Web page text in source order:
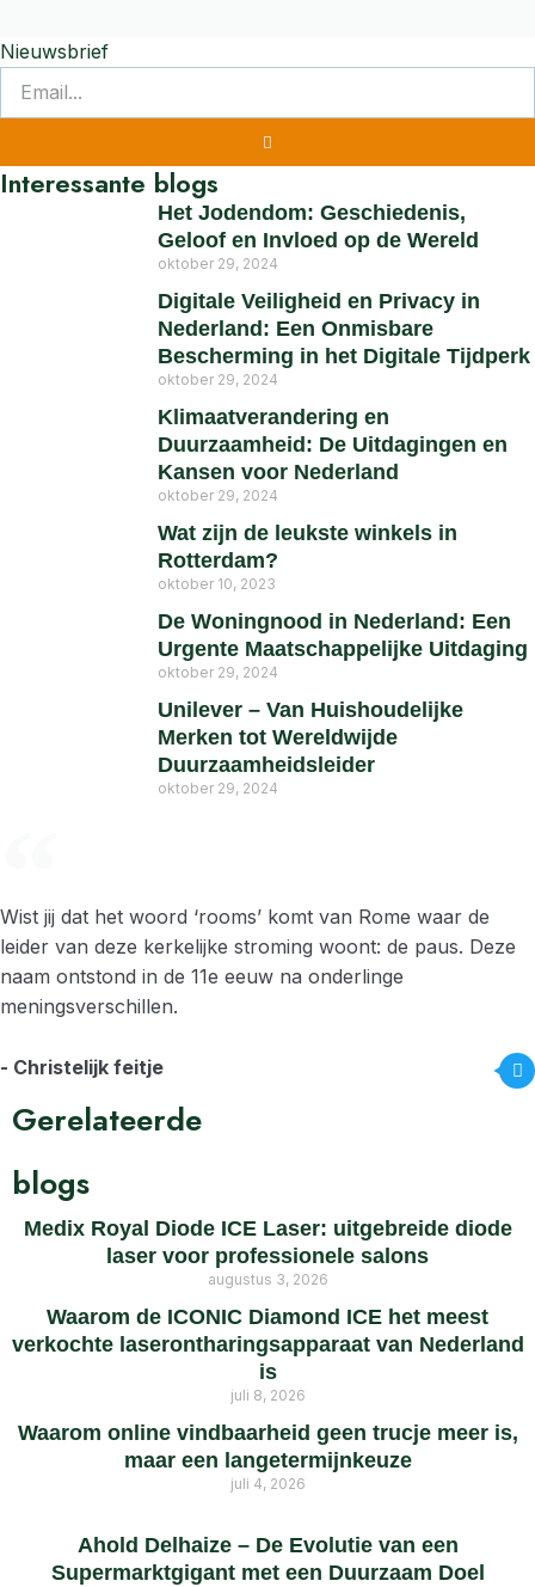
Nieuwsbrief
Interessante blogs
Het Jodendom: Geschiedenis,
Geloof en Invloed op de Wereld
oktober 29, 2024
Digitale Veiligheid en Privacy in
Nederland: Een Onmisbare
Bescherming in het Digitale Tijdperk
oktober 29, 2024
Klimaatverandering en
Duurzaamheid: De Uitdagingen en
Kansen voor Nederland
oktober 29, 2024
Wat zijn de leukste winkels in
Rotterdam?
oktober 10, 2023
De Woningnood in Nederland: Een
Urgente Maatschappelijke Uitdaging
oktober 29, 2024
Unilever – Van Huishoudelijke
Merken tot Wereldwijde
Duurzaamheidsleider
oktober 29, 2024
Wist jij dat het woord ‘rooms’ komt van Rome waar de
leider van deze kerkelijke stroming woont: de paus. Deze
naam ontstond in de 11e eeuw na onderlinge
meningsverschillen.
- Christelijk feitje
Gerelateerde
blogs
Medix Royal Diode ICE Laser: uitgebreide diode
laser voor professionele salons
augustus 3, 2026
Waarom de ICONIC Diamond ICE het meest
verkochte laserontharingsapparaat van Nederland
is
juli 8, 2026
Waarom online vindbaarheid geen trucje meer is,
maar een langetermijnkeuze
juli 4, 2026
Ahold Delhaize – De Evolutie van een
Supermarktgigant met een Duurzaam Doel